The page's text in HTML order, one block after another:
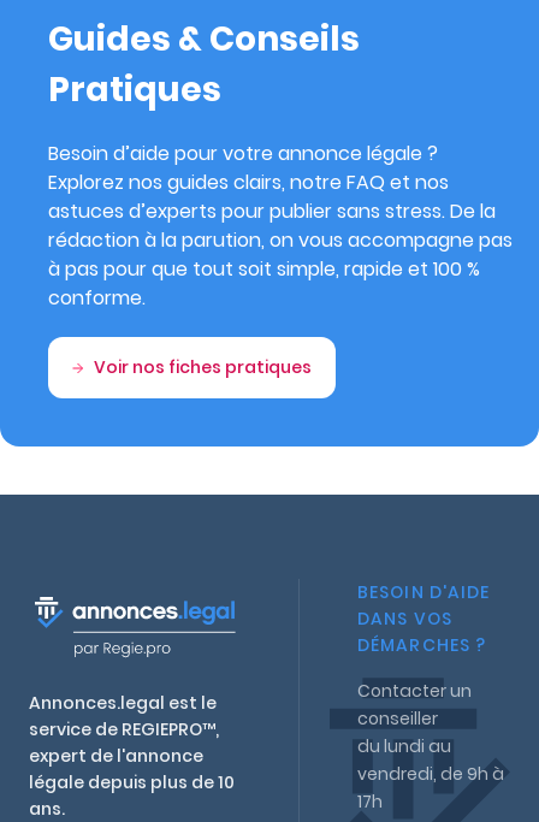
Guides & Conseils
Pratiques
Besoin d’aide pour votre annonce légale ?
Explorez nos guides clairs, notre FAQ et nos
astuces d’experts pour publier sans stress. De la
rédaction à la parution, on vous accompagne pas
à pas pour que tout soit simple, rapide et 100 %
conforme.
Voir nos fiches pratiques
Annonces.legal est le
service de REGIEPRO™,
expert de l'annonce
légale depuis plus de 10
ans.
BESOIN D'AIDE
DANS VOS
DÉMARCHES ?
Contacter un
conseiller
du lundi au
vendredi, de 9h à
17h